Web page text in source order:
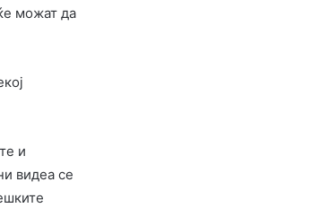
можат да
и
видеа се